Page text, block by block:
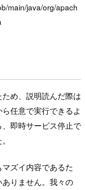
main/java/org/apach
め、説明読んだ際は
任意で実行できるよ
即時サービス停止で
ズイ内容であるた
りません。我々の